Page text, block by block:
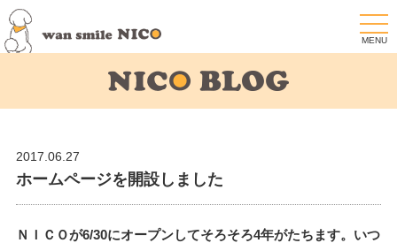
2017.06.27
ホームページを開設しました
ＮＩＣＯが6/30にオープンしてそろそろ4年がたちます。いつ